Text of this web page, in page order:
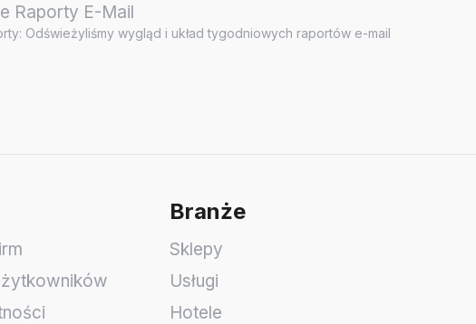
Raporty E-Mail
Odświeżyliśmy wygląd i układ tygodniowych raportów e-mail
Branże
Sklepy
Usługi
Hotele